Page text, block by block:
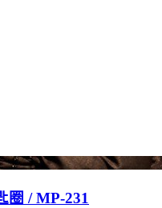
圈 / MP-231